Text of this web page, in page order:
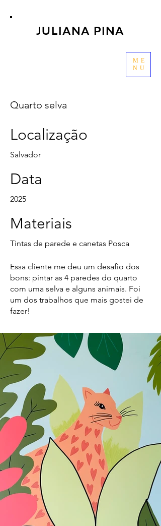
JULIANA PINA
ME
NU
Quarto selva
Localização
Salvador
Data
2025
Materiais
Tintas de parede e canetas Posca
Essa cliente me deu um desafio dos
bons: pintar as 4 paredes do quarto
com uma selva e alguns animais. Foi
um dos trabalhos que mais gostei de
fazer!